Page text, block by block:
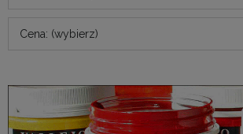
Cena: (wybierz)